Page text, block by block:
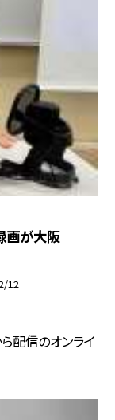
画が大阪
12
配信のオンライ